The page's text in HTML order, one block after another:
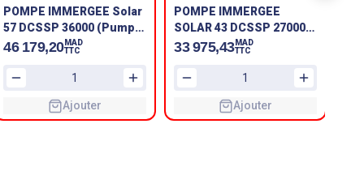
POMPE IMMERGEE Solar
57 DCSSP 36000 (Pumps
& Motors & Controller)
46 179,20MAD
TTC
Ajouter
POMPE IMMERGEE
SOLAR 43 DCSSP 27000
(Pumps & Motors &
SHAKTI
33 975,43MAD
TTC
Ajouter